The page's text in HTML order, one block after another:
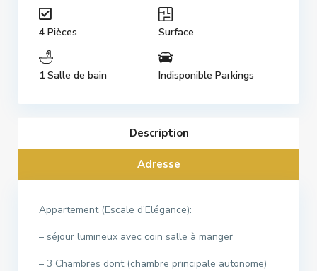
4 Pièces Surface
1 Salle de bain Indisponible Parkings
Description
Adresse
Appartement (Escale d’Elégance):
– séjour lumineux avec coin salle à manger
– 3 Chambres dont (chambre principale autonome)